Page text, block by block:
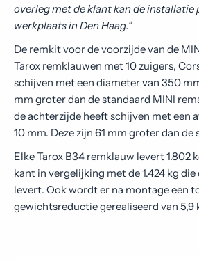
overleg met de klant kan de installatie
werkplaats in Den Haag.”
De remkit voor de voorzijde van de
Tarox remklauwen met 10 zuigers,
schijven met een diameter van 350
mm groter dan de standaard MINI
de achterzijde heeft schijven met een
10 mm. Deze zijn 61 mm groter dan de
Elke Tarox B34 remklauw levert 1.802
kant in vergelijking met de 1.424 kg
levert. Ook wordt er na montage een
gewichtsreductie gerealiseerd van 5,9